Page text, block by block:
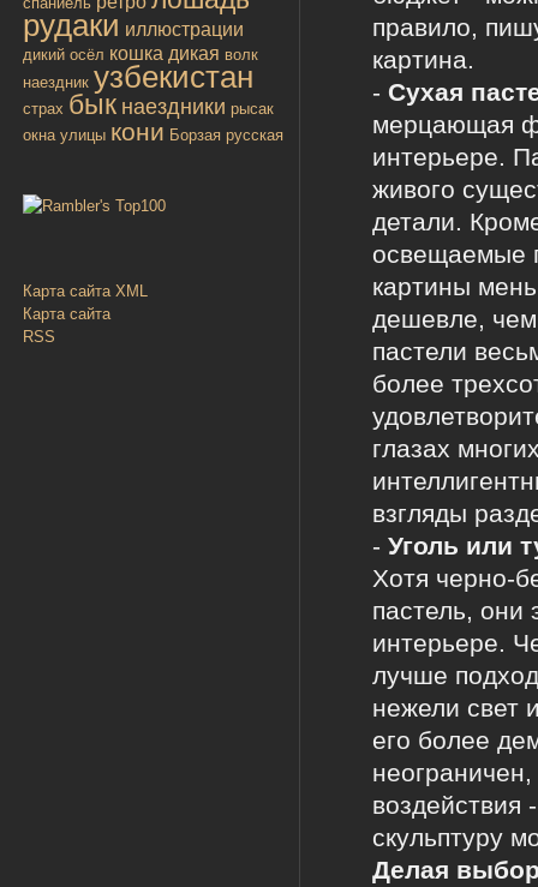
рудаки иллюстрации
дикий осёл кошка дикая волк
наездник узбекистан
страх бык наездники рысак
окна улицы кони Борзая русская
Карта сайта XML
Карта сайта
RSS
правило,
картина.
- Сухая
мерцающая
интерьере.
живого
детали.
освещаемые
картины
дешевле,
пастели
более
глазах
взгляды
- Уголь или
Хотя черно-
пастель, они
интерьере.
лучше
нежели свет
его более
воздействия
скульптуру
Делая